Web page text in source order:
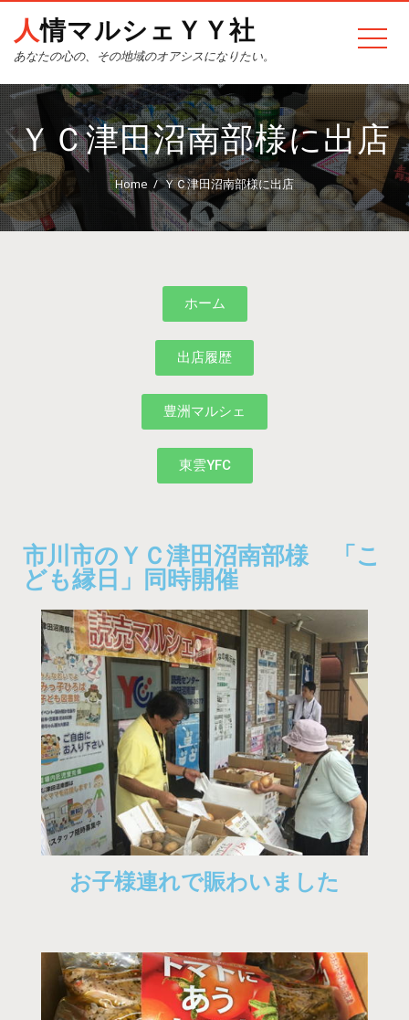
人情マルシェＹＹ社
あなたの心の、その地域のオアシスになりたい。
ＹＣ津田沼南部様に出店
Home ＹＣ津田沼南部様に出店
ホーム
出店履歴
豊洲マルシェ
東雲YFC
市川市のＹＣ津田沼南部様 「こ
ども縁日」同時開催
お子様連れで賑わいました